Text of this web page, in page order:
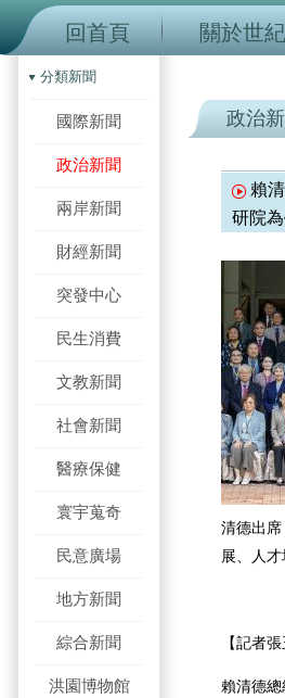
回首頁 關於世
分類新聞
國際新聞
政治新聞
兩岸新聞
財經新聞
突發中心
民生消費
文教新聞
社會新聞
醫療保健
寰宇蒐奇
民意廣場
地方新聞
綜合新聞
洪園博物館
政治
賴
研院
清德出
展、人
【記者
賴清德